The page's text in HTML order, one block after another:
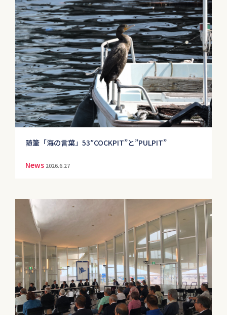
随筆「海の言葉」53″COCKPIT”と”PULPIT”
News 2026.6.27